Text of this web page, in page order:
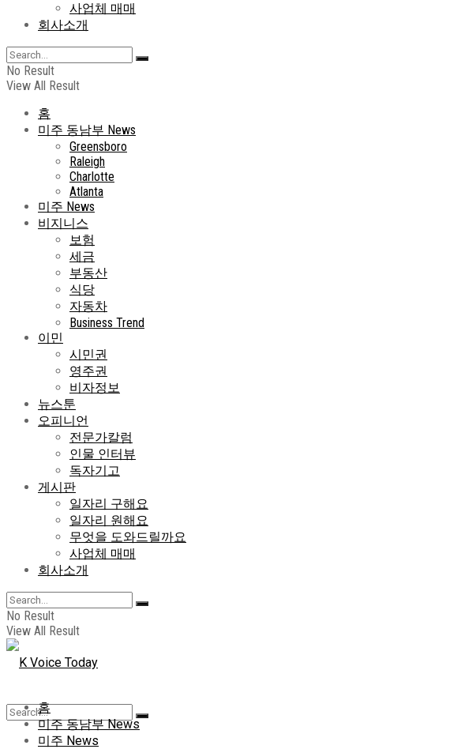
사업체 매매
회사소개
No Result
View All Result
홈
미주 동남부 News
Greensboro
Raleigh
Charlotte
Atlanta
미주 News
비지니스
보험
세금
부동산
식당
자동차
Business Trend
이민
시민권
영주권
비자정보
뉴스툰
오피니언
전문가칼럼
인물 인터뷰
독자기고
게시판
일자리 구해요
일자리 원해요
무엇을 도와드릴까요
사업체 매매
회사소개
No Result
View All Result
홈
미주 동남부 News
미주 News